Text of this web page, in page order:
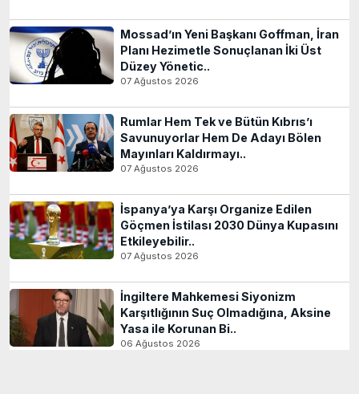
Mossad’ın Yeni Başkanı Goffman, İran
Planı Hezimetle Sonuçlanan İki Üst
Düzey Yönetic..
07 Ağustos 2026
Rumlar Hem Tek ve Bütün Kıbrıs’ı
Savunuyorlar Hem De Adayı Bölen
Mayınları Kaldırmayı..
07 Ağustos 2026
İspanya’ya Karşı Organize Edilen
Göçmen İstilası 2030 Dünya Kupasını
Etkileyebilir..
07 Ağustos 2026
İngiltere Mahkemesi Siyonizm
Karşıtlığının Suç Olmadığına, Aksine
Yasa ile Korunan Bi..
06 Ağustos 2026